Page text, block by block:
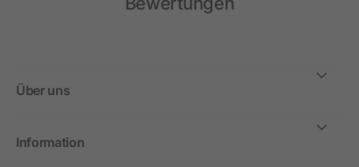
Über uns
Information